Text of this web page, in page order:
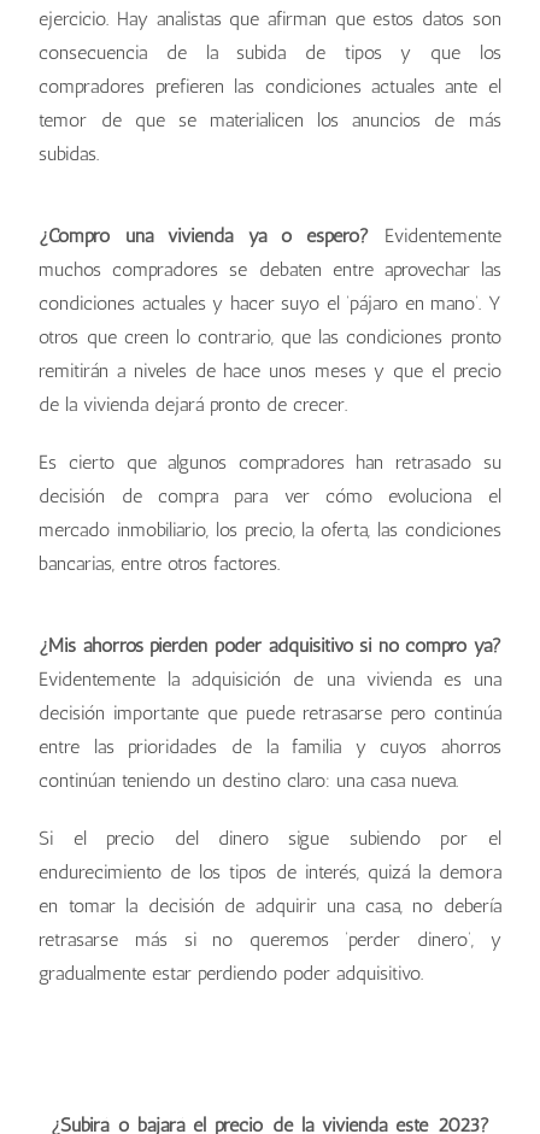
ejercicio. Hay analistas que afirman que estos datos son
consecuencia de la subida de tipos y que los
compradores prefieren las condiciones actuales ante el
temor de que se materialicen los anuncios de más
subidas.
¿Compro una vivienda ya o espero? Evidentemente
muchos compradores se debaten entre aprovechar las
condiciones actuales y hacer suyo el ‘pájaro en mano’. Y
otros que creen lo contrario, que las condiciones pronto
remitirán a niveles de hace unos meses y que el precio
de la vivienda dejará pronto de crecer.
Es cierto que algunos compradores han retrasado su
decisión de compra para ver cómo evoluciona el
mercado inmobiliario, los precio, la oferta, las condiciones
bancarias, entre otros factores.
¿Mis ahorros pierden poder adquisitivo si no compro ya?
Evidentemente la adquisición de una vivienda es una
decisión importante que puede retrasarse pero continúa
entre las prioridades de la familia y cuyos ahorros
continúan teniendo un destino claro: una casa nueva.
Si el precio del dinero sigue subiendo por el
endurecimiento de los tipos de interés, quizá la demora
en tomar la decisión de adquirir una casa, no debería
retrasarse más si no queremos ‘perder dinero’, y
gradualmente estar perdiendo poder adquisitivo.
¿Subirá o bajará el precio de la vivienda este 2023?